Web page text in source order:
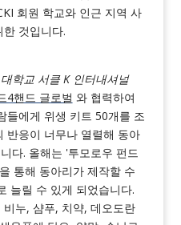
회원 학교와 인근 지역 사
것입니다.
학교 서클 K 인터내셔널
4핸드 글로벌 와 협력하여
들에게 위생 키트 50개를 조
반응이 너무나 열렬해 동아
다. 올해는 '투모로우 펀드
통해 동아리가 제작할 수
늘릴 수 있게 되었습니다.
누, 샴푸, 치약, 데오도란